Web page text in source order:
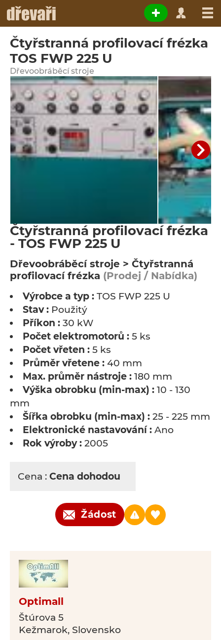
Čtyřstranná profilovací frézka
TOS FWP 225 U
Dřevoobráběcí stroje
Čtyřstranná profilovací frézka
- TOS FWP 225 U
Dřevoobráběcí stroje > Čtyřstranná
profilovací frézka (Prodej / Nabídka)
Výrobce a typ : TOS FWP 225 U
Stav : Použitý
Příkon : 30 kW
Počet elektromotorů : 5 ks
Počet vřeten : 5 ks
Průměr vřetene : 40 mm
Max. průměr nástroje : 180 mm
Výška obrobku (min-max) : 10 - 130
mm
Šířka obrobku (min-max) : 25 - 225 mm
Elektronické nastavování : Ano
Rok výroby : 2005
Cena : Cena dohodou
Žádost
Optimall
Štúrova 5
Kežmarok, Slovensko